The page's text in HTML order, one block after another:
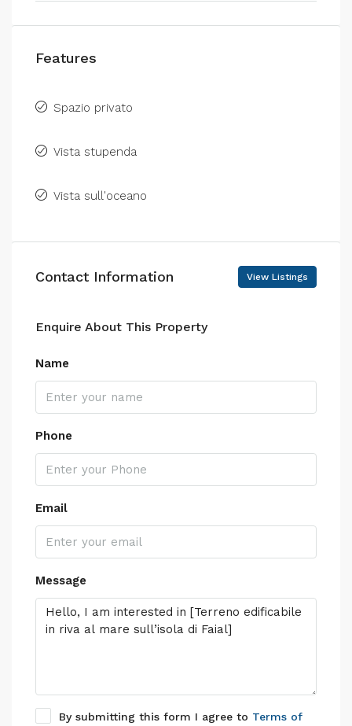
Features
Spazio privato
Vista stupenda
Vista sull'oceano
Contact Information View Listings
Enquire About This Property
Name
Phone
Email
Message
By submitting this form I agree to Terms of